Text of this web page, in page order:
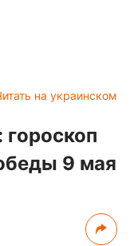
на украинском
гороскоп
9 мая